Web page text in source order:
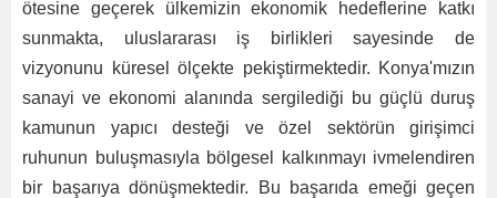
ötesine geçerek ülkemizin ekonomik hedeflerine katkı
sunmakta, uluslararası iş birlikleri sayesinde de
vizyonunu küresel ölçekte pekiştirmektedir. Konya'mızın
sanayi ve ekonomi alanında sergilediği bu güçlü duruş
kamunun yapıcı desteği ve özel sektörün girişimci
ruhunun buluşmasıyla bölgesel kalkınmayı ivmelendiren
bir başarıya dönüşmektedir. Bu başarıda emeği geçen